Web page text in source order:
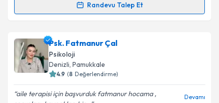
Randevu Talep Et
Randevu Takvimi Talebi
Psk. Sude Ceylin Barsiçin randevu takvimi talebi
oluşturun. Size bu uzmandan randevu almanız için bir
takvim hazırlandığında e-posta ile bilgilendireceğiz.
Psk. Fatmanur Çal
Psikoloji
Denizli, Pamukkale
4.9 (8 Değerlendirme)
aile terapisi için başvurduk fatmanur hocama ,
Devamı